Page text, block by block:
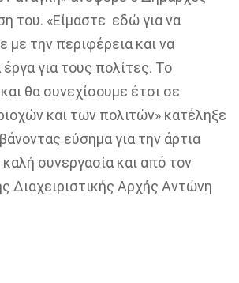
του. «Είμαστε εδώ για να
με την περιφέρεια και να
για τους πολίτες. Το
θα συνεχίσουμε έτσι σε
και των πολιτών» κατέληξε
εύσημα για την άρτια
καλή συνεργασία και από τον
Διαχειριστικής Αρχής Αντώνη